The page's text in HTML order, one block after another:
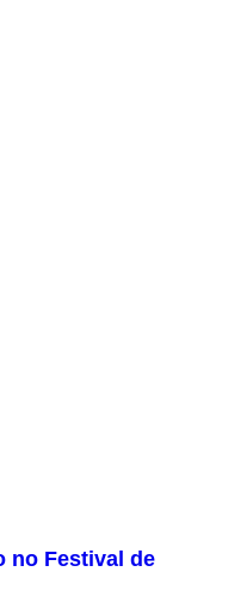
no Festival de